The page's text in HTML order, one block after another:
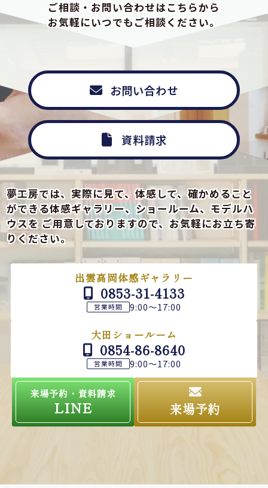
ご相談・お問い合わせはこちらから
お気軽にいつでもご相談ください。
お問い合わせ
資料請求
夢工房では、実際に見て、体感して、確かめること
ができる体感ギャラリー、ショールーム、モデルハ
ウスをご用意しておりますので、お気軽にお立ち寄
りください。
出雲高岡体感ギャラリー
0853-31-4133
営業時間 9:00～17:00
大田ショールーム
0854-86-8640
営業時間 9:00～17:00
来場予約・資料請求
LINE 来場予約